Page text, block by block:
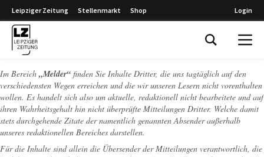
Leipziger Zeitung Stellenmarkt Shop Login
Im Bereich „Melder“ finden Sie Inhalte Dritter, die uns tagtäglich auf den
verschiedensten Wegen erreichen und die wir unseren Lesern nicht vorenthalten
wollen. Es handelt sich also um aktuelle, redaktionell nicht bearbeitete und auf
ihren Wahrheitsgehalt hin nicht überprüfte Mitteilungen Dritter. Welche damit
stets durchgehende Zitate der namentlich genannten Absender außerhalb
unseres redaktionellen Bereiches darstellen.
Für die Inhalte sind allein die Übersender der Mitteilungen verantwortlich, die